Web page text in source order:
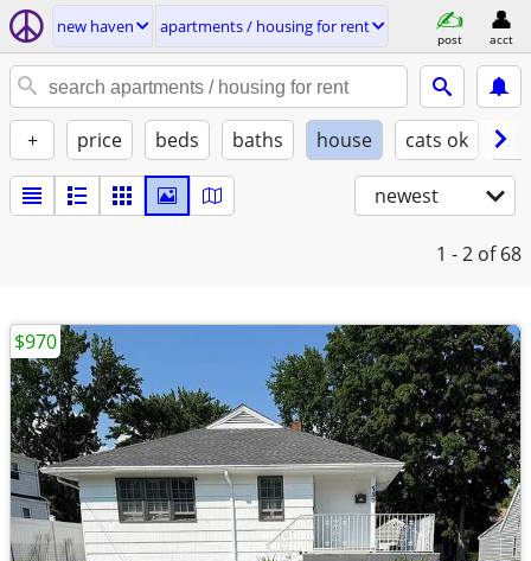
new haven apartments / housing for rent
post acct
+ price beds baths house cats ok
newest
1 - 2 of 68
$970